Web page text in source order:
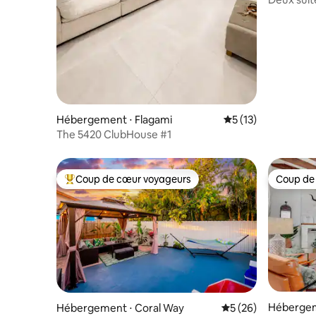
Hébergement ⋅ Flagami Évaluation
5 (13)
The 5420 ClubHouse #1
Coups de cœur voyageurs les plus appréciés
Coup de cœur voyageurs
Hébergement ⋅ Coral Way Évaluation
5 (26)
Coup
Coup